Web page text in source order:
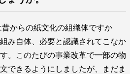
からの紙文化の組織体ですか
み自体、必要と認識されてこなか
。このたびの事業改革で一部の物
できるようにしましたが、まだま